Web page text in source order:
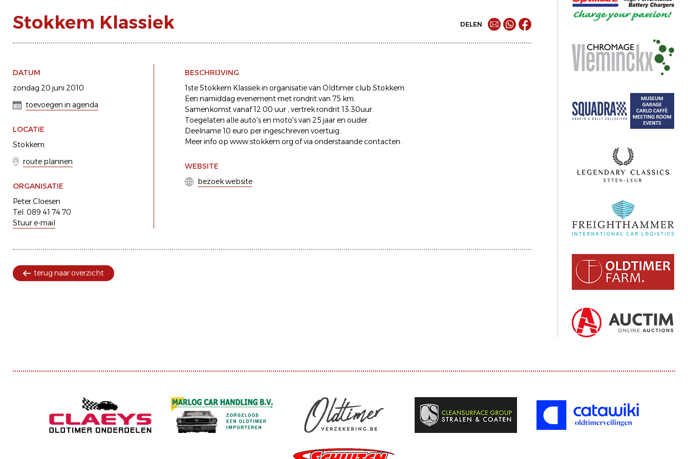
Stokkem Klassiek DELEN
DATUM
zondag 20 juni 2010
toevoegen in agenda
LOCATIE
Stokkem
route plannen
ORGANISATIE
Peter Cloesen
Tel. 089 41 74 70
Stuur e-mail
BESCHRIJVING
1ste Stokkem Klassiek in organisatie van Oldtimer club Stokkem.
Een namiddag evenement met rondrit van 75 km.
Samenkomst vanaf 12.00 uur , vertrek rondrit 13.30uur.
Toegelaten alle auto's en moto's van 25 jaar en ouder.
Deelname 10 euro per ingeschreven voertuig.
Meer info op www.stokkem.org of via onderstaande contacten.
WEBSITE
bezoek website
terug naar overzicht